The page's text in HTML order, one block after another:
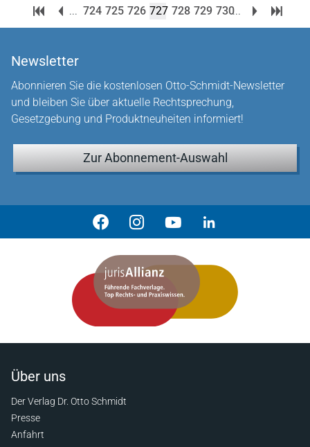
... 724 725 726 727 728 729 730...
Newsletter
Abonnieren Sie die kostenlosen Otto-Schmidt-Newsletter
und bleiben Sie über aktuelle Rechtsprechung,
Gesetzgebung und Produktneuheiten informiert!
Zur Abonnement-Auswahl
Über uns
Der Verlag Dr. Otto Schmidt
Presse
Anfahrt